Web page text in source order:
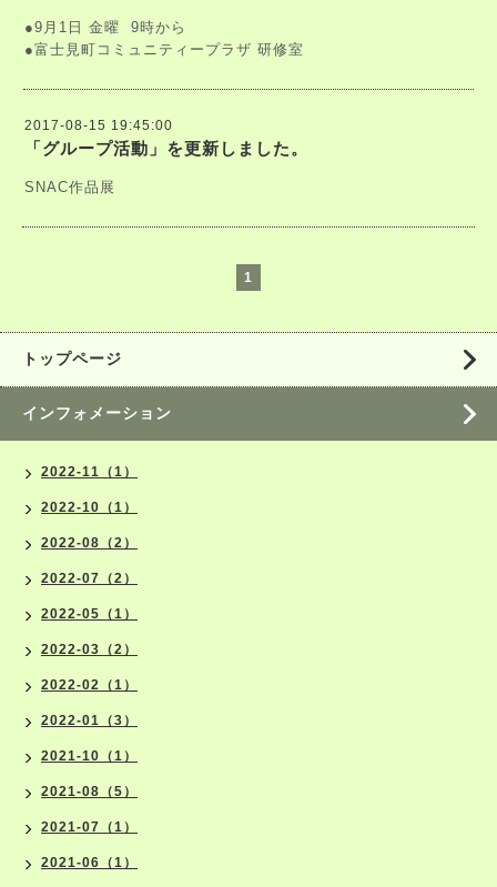
●9月1日 金曜 9時から
●富士見町コミュニティープラザ 研修室
2017-08-15 19:45:00
「グループ活動」を更新しました。
SNAC作品展
1
トップページ
インフォメーション
2022-11（1）
2022-10（1）
2022-08（2）
2022-07（2）
2022-05（1）
2022-03（2）
2022-02（1）
2022-01（3）
2021-10（1）
2021-08（5）
2021-07（1）
2021-06（1）